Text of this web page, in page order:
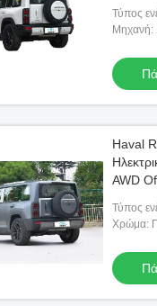
Τύπος
Μηχανή:
Haval
AWD
Τύπος
Χρώμα: